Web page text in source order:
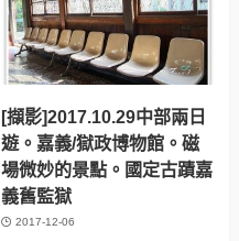
[擷影]2017.10.29中部兩日
遊。嘉義/獄政博物館。磁
場微妙的景點。國定古蹟嘉
義舊監獄
2017-12-06